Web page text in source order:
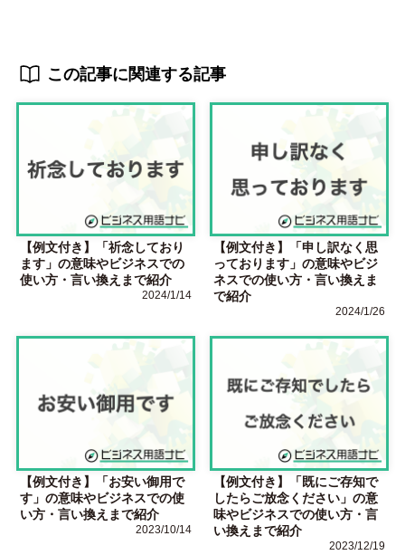
この記事に関連する記事
【例文付き】「祈念しており
ます」の意味やビジネスでの
使い方・言い換えまで紹介
2024/1/14
【例文付き】「申し訳なく思
っております」の意味やビジ
ネスでの使い方・言い換えま
で紹介
2024/1/26
【例文付き】「お安い御用で
す」の意味やビジネスでの使
い方・言い換えまで紹介
2023/10/14
【例文付き】「既にご存知で
したらご放念ください」の意
味やビジネスでの使い方・言
い換えまで紹介
2023/12/19